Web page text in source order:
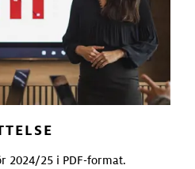
2024/25 i PDF-format.